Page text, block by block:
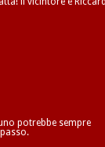
potrebbe sempre